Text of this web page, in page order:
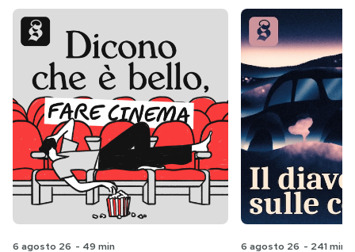
6 agosto 26 - 49 min 6 agosto 26 - 241 min